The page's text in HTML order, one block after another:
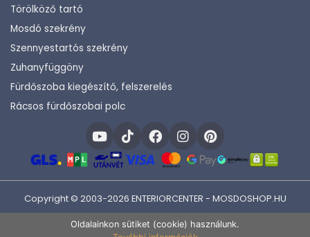
Törölköző tartó
Mosdó szekrény
Szennyestartós szekrény
Zuhanyfüggöny
Fürdőszoba kiegészítő, felszerelés
Rácsos fürdőszobai polc
Copyright © 2003-2026 ENTERIORCENTER - MOSDOSHOP.HU
Oldalainkon sütiket (cookie) használunk.